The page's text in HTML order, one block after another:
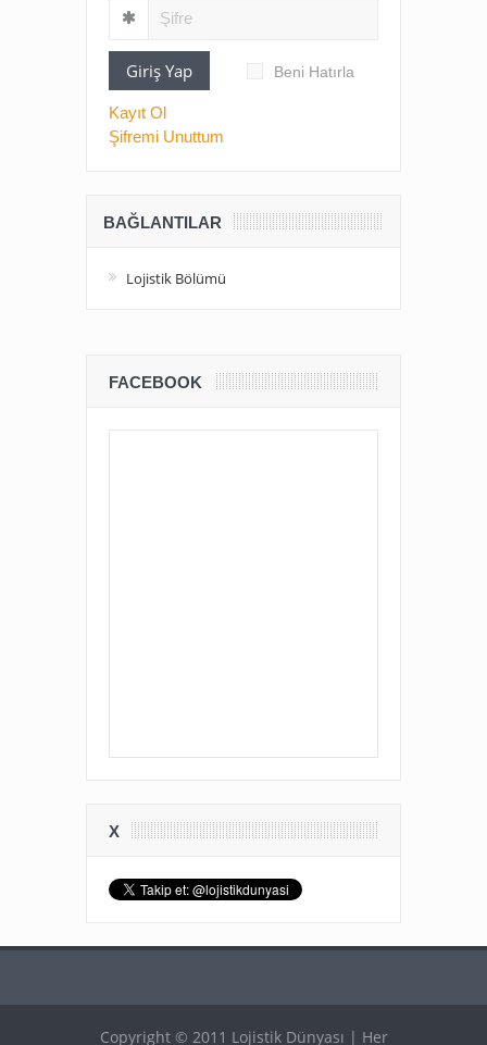
Giriş Yap Beni Hatırla
Kayıt Ol
Şifremi Unuttum
BAĞLANTILAR
Lojistik Bölümü
FACEBOOK
X
Copyright © 2011 Lojistik Dünyası | Her